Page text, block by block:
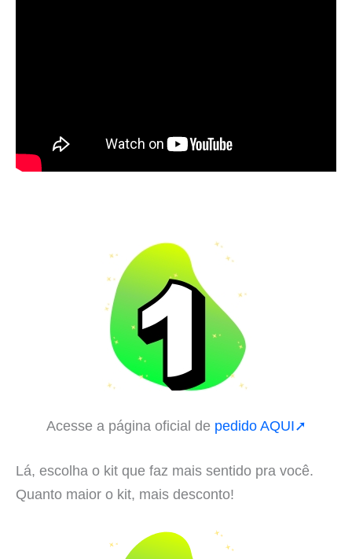
Acesse a página oficial de pedido AQUI➚
Lá, escolha o kit que faz mais sentido pra você.
Quanto maior o kit, mais desconto!